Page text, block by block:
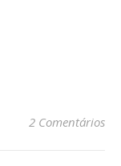
2 Comentários